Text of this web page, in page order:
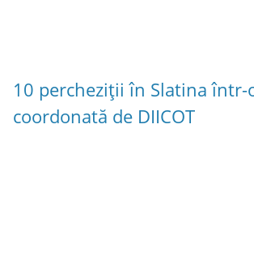
10 percheziții în Slatina într-
coordonată de DIICOT